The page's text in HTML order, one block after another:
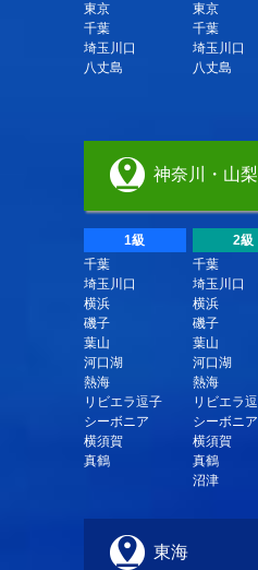
東京
千葉
埼玉川口
八丈島
東京
千葉
埼玉川口
八丈島
神奈川・山
1級
千葉
埼玉川口
横浜
磯子
葉山
河口湖
熱海
リビエラ逗子
シーボニア
横須賀
真鶴
2級
千葉
埼玉川口
横浜
磯子
葉山
河口湖
熱海
リビエラ
シーボニア
横須賀
真鶴
沼津
東海